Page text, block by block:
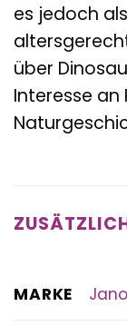
es jedoch
über
Interesse
MARKE